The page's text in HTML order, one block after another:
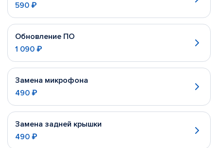
590 ₽
Обновление ПО
1 090 ₽
Замена микрофона
490 ₽
Замена задней крышки
490 ₽